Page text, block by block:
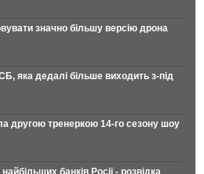
значно більшу версію дрона
яка дедалі більше виходить з-під
другою тренеркою 14-го сезону шоу